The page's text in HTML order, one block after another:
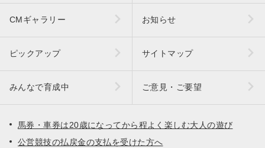
CMギャラリー お知らせ
ピックアップ サイトマップ
みんなで育成中 ご意見・ご要望
馬券・車券は20歳になってから程よく楽しむ大人の遊び
公営競技の払戻金の支払を受けた方へ